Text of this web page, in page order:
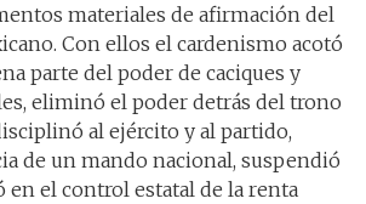
materiales de afirmación del
Con ellos el cardenismo acotó
parte del poder de caciques y
eliminó el poder detrás del trono
al ejército y al partido,
de un mando nacional, suspendió
en el control estatal de la renta